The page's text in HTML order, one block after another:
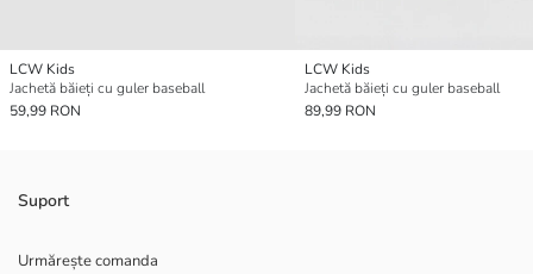
LCW Kids
Jachetă băieți cu guler baseball
59,99 RON
LCW Kids
Jachetă băieți cu guler baseball
89,99 RON
Suport
Urmărește comanda